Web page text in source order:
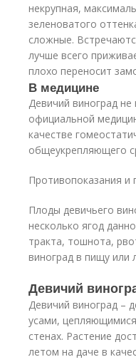
некрупная,
зеленоватого
сложные.
лучше всего
плохо переносит
В медицине
Девичий виноград
официальной
качестве
общеукрепляющего
Противопоказания и
Плоды девичьего
несколько ягод
тракта, тошнота,
виноград в пищу или
Девичий
Девичий виноград –
усами,
стенах. Растение
летом на даче в